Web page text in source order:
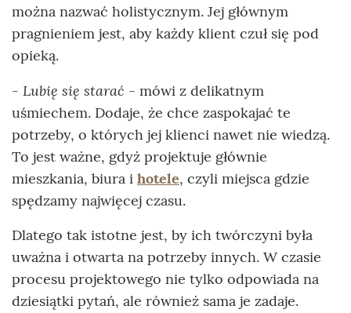
można nazwać holistycznym. Jej głównym
pragnieniem jest, aby każdy klient czuł się pod
opieką.
- Lubię się starać - mówi z delikatnym
uśmiechem. Dodaje, że chce zaspokajać te
potrzeby, o których jej klienci nawet nie wiedzą.
To jest ważne, gdyż projektuje głównie
mieszkania, biura i hotele, czyli miejsca gdzie
spędzamy najwięcej czasu.
Dlatego tak istotne jest, by ich twórczyni była
uważna i otwarta na potrzeby innych. W czasie
procesu projektowego nie tylko odpowiada na
dziesiątki pytań, ale również sama je zadaje.